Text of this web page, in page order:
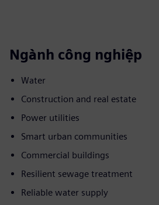
Ngành công nghiệp
Water
Construction and real estate
Power utilities
Smart urban communities
Commercial buildings
Resilient sewage treatment
Reliable water supply